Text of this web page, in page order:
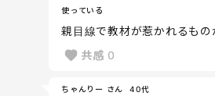
使っている
親目線で教材が惹かれるもの
共感 0
ちゃんりー さん
40代